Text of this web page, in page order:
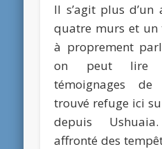
Il s’agit plus
quatre murs et un
à proprement
on peut lire
témoignages
trouvé refuge ici
depuis
affronté des